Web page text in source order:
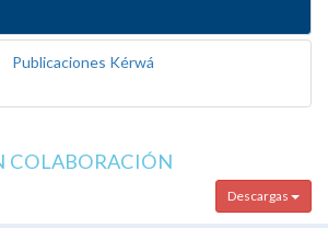
Publicaciones Kérwá
COLABORACIÓN
Descargas